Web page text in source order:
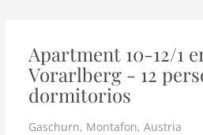
Apartment 10-12/1
Vorarlberg - 12
dormitorios
Gaschurn, Montafon, Austria